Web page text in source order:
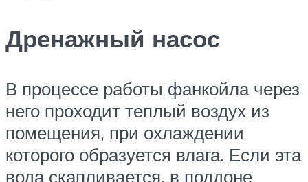
Дренажный насос
В процессе работы фанкойла через
него проходит теплый воздух из
помещения, при охлаждении
которого образуется влага. Если эта
вода скапливается, в поддоне